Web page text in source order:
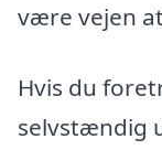
være vejen
Hvis du
selvstændig